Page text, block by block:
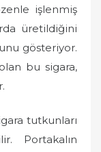
işlenmiş
üretildiğini
gösteriyor.
bu sigara,
tutkunları
Portakalın